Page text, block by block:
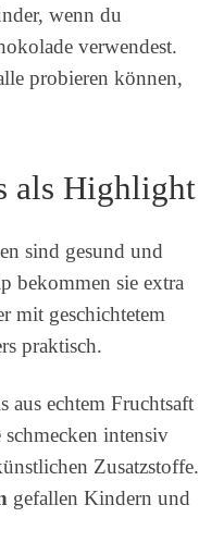
wenn du
verwendest.
probieren können,
als Highlight
sind gesund und
bekommen sie extra
mit geschichtetem
praktisch.
aus echtem Fruchtsaft
intensiv
Zusatzstoffe.
gefallen Kindern und